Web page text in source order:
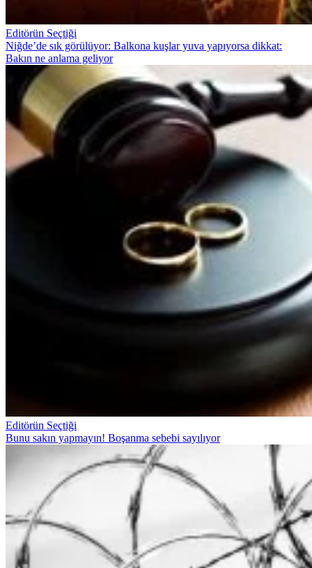
Editörün Seçtiği
Niğde’de sık görülüyor: Balkona kuşlar yuva yapıyorsa dikkat:
Bakın ne anlama geliyor
Editörün Seçtiği
Bunu sakın yapmayın! Boşanma sebebi sayılıyor